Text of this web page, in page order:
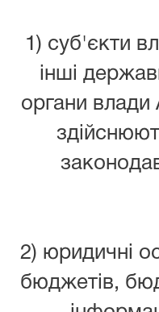
1) суб'єкти
інші
органи влади
2) юридичні
бюджетів,